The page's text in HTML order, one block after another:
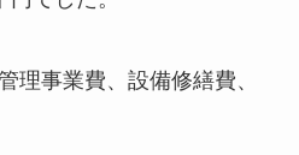
理事業費、設備修繕費、